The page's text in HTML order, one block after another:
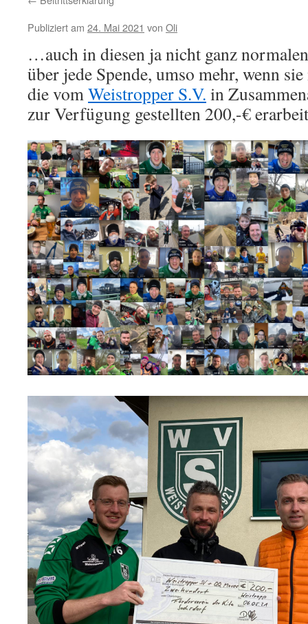
Publiziert am 24. Mai 2021 von Oli
…auch in diesen ja nicht ganz
über jede Spende, umso mehr, wenn
die vomWeistropper S.V. in
zur Verfügung gestellten 200,-€